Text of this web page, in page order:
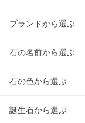
ブランドから選ぶ
石の名前から選ぶ
石の色から選ぶ
誕生石から選ぶ